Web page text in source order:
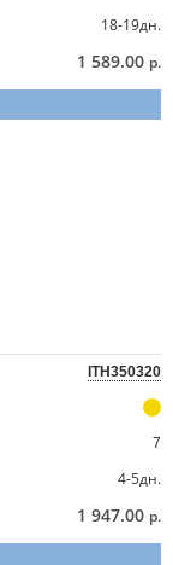
18-19дн.
1 589.00 р.
ITH350320
7
4-5дн.
1 947.00 р.